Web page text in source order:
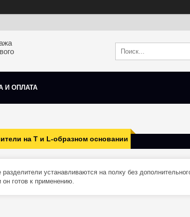
И ОПЛАТА
на Т и L-образном основании
устанавливаются на полку без
он готов к применению.